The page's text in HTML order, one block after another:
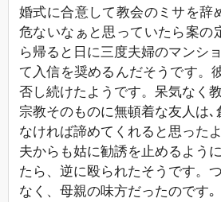
婚式に合意して教会のミサを辞
危ないなぁと思っていたら案の
ら帰ると日に三度夫婦のマンシ
て入信を奨めるんだそうです。
否し続けたようです。呆気なく
宗教そのものに無頓着な友人は､
なければ諦めてくれると思ったよ
夫からも姑に勧誘を止めるよう
たら、逆に殴られたそうです。
なく、母親の味方だったのです｡